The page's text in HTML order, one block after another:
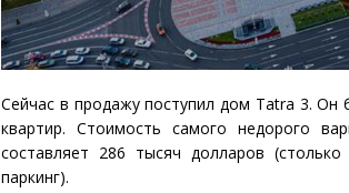
Сейчас в продажу поступил дом Tatra 3. Он
квартир. Стоимость самого недорого
составляет 286 тысяч долларов (
паркинг).